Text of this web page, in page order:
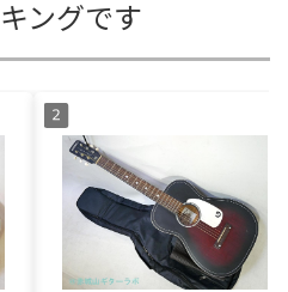
ングです